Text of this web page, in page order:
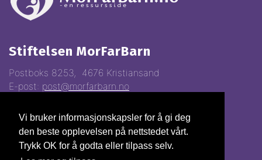
Vi bruker informasjonskapsler for å gi deg
den beste opplevelsen på nettstedet vårt.
Trykk OK for å godta eller tilpass selv.
Stiftelsen MorFarBarn
Postboks 8253, 4676 Kristiansand
E-post: post@morfarbarn.no
Vipps:81368
Gavekonto: 3000.22.70028
Org.nr. 993310247